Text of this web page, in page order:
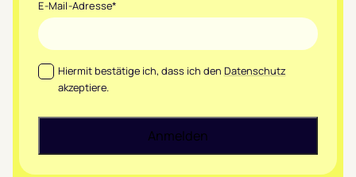
E-Mail-Adresse*
Datenschutz*
Hiermit bestätige ich, dass ich den Datenschutz
akzeptiere.